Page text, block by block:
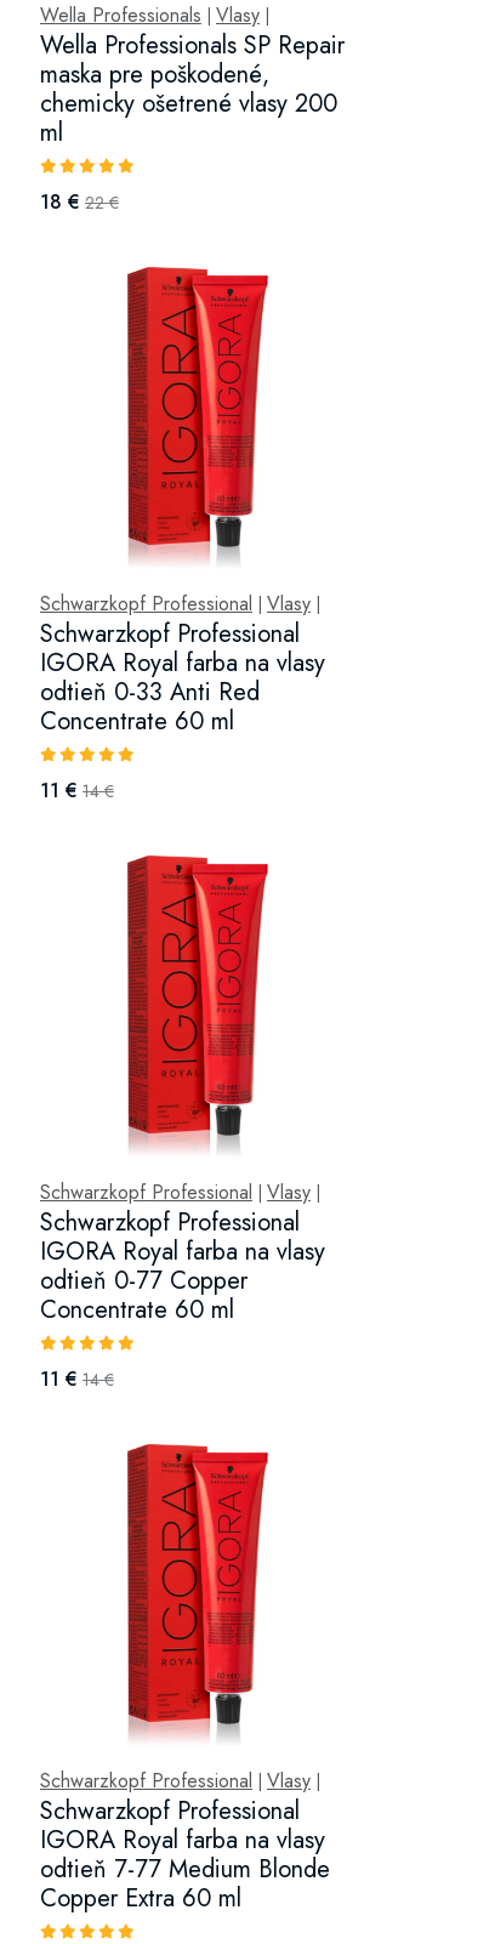
Wella Professionals Vlasy|
Wella Professionals SP Repair
maska pre poškodené,
chemicky ošetrené vlasy 200
ml
18 € 22 €
Schwarzkopf Professional Vlasy|
Schwarzkopf Professional
IGORA Royal farba na vlasy
odtieň 0-33 Anti Red
Concentrate 60 ml
11 € 14 €
Schwarzkopf Professional Vlasy|
Schwarzkopf Professional
IGORA Royal farba na vlasy
odtieň 0-77 Copper
Concentrate 60 ml
11 € 14 €
Schwarzkopf Professional Vlasy|
Schwarzkopf Professional
IGORA Royal farba na vlasy
odtieň 7-77 Medium Blonde
Copper Extra 60 ml